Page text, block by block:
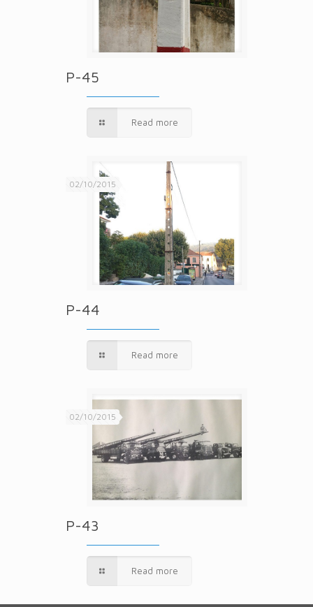
P-45
Read more
02/10/2015
P-44
Read more
02/10/2015
P-43
Read more